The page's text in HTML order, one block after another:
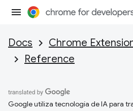
Docs Chrome
Reference
Google utiliza tecnología de IA para